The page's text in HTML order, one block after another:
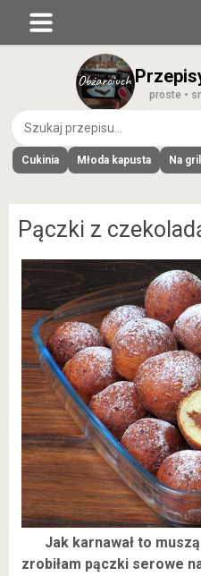
proste •
Cukinia Młoda kapusta Na
Pączki z
Jak karnawał to
zrobiłam pączki serowe